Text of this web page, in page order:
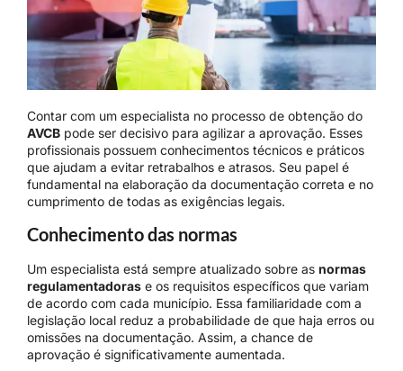
Contar com um especialista no processo de obtenção do
AVCB pode ser decisivo para agilizar a aprovação. Esses
profissionais possuem conhecimentos técnicos e práticos
que ajudam a evitar retrabalhos e atrasos. Seu papel é
fundamental na elaboração da documentação correta e no
cumprimento de todas as exigências legais.
Conhecimento das normas
Um especialista está sempre atualizado sobre as normas
regulamentadoras e os requisitos específicos que variam
de acordo com cada município. Essa familiaridade com a
legislação local reduz a probabilidade de que haja erros ou
omissões na documentação. Assim, a chance de
aprovação é significativamente aumentada.